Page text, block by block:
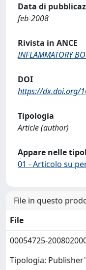
Data di
feb-2008
Rivista in ANCE
INFLAMMATORY
DOI
https://dx.doi.org/
Tipologia
Article (author)
Appare nelle
01 - Articolo su
File in questo
File
00054725-
Tipologia: